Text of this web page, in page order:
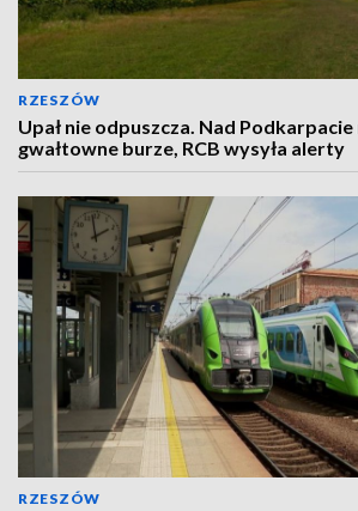
RZESZÓW
Upał nie odpuszcza. Nad Podkarpacie
gwałtowne burze, RCB wysyła alerty
RZESZÓW